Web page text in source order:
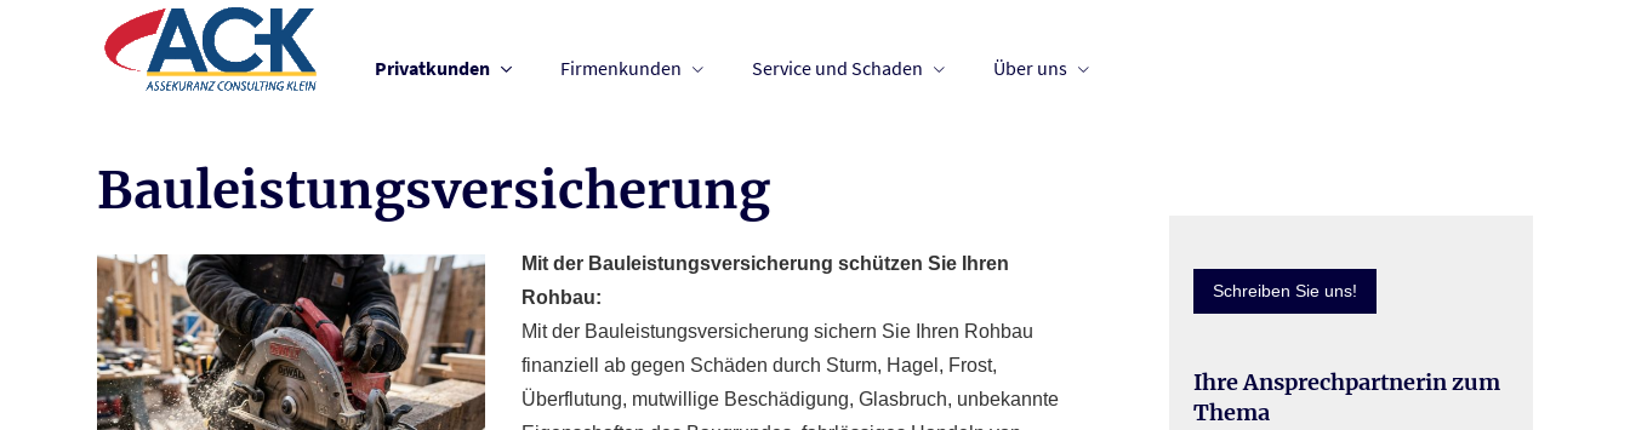
Privatkunden Firmenkunden Service und Schaden Über uns
Schreiben Sie uns!
Ihre Ansprechpartnerin zum
Thema
Bauleistungsversicherung
Mit der Bauleistungsversicherung schützen Sie Ihren
Rohbau:
Mit der Bauleistungsversicherung sichern Sie Ihren Rohbau
finanziell ab gegen Schäden durch Sturm, Hagel, Frost,
Überflutung, mutwillige Beschädigung, Glasbruch, unbekannte